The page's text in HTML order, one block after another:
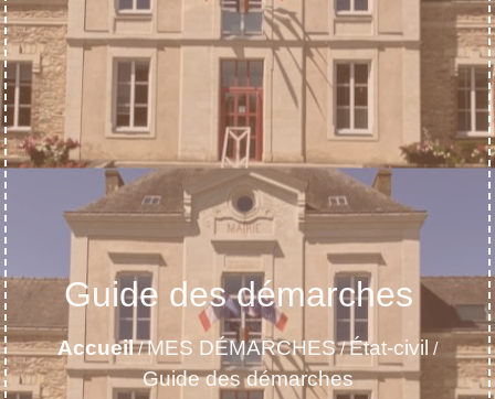
Guide des démarches
Accueil/MES DÉMARCHES/État-civil /
Guide des démarches